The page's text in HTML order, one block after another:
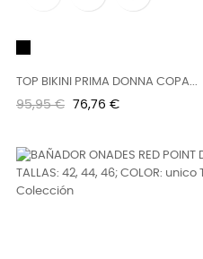
TOP BIKINI PRIMA DONNA COPA...
Precio
95,95 € Precio
76,76 €